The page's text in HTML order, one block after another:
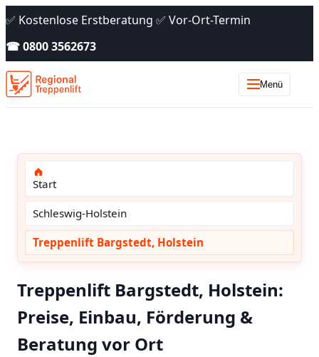
✅ Kostenlose Erstberatung ✅ Vor-Ort-Termin
☎ 0800 3562673
Menü
Start
Schleswig-Holstein
Treppenlift Bargstedt, Holstein
Treppenlift Bargstedt, Holstein:
Preise, Einbau, Förderung &
Beratung vor Ort